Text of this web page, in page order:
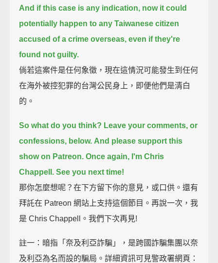
And if this case is any indication, now it could
potentially happen to any Taiwanese citizen
accused of a crime overseas, even if they're
found not guilty.
倘若這案件是任何象徵，現在這情況可能發生到任何
在海外被控犯罪的台灣公民身上，即便他們是清白
的。
So what do you think? Leave your comments, or
confessions, below. And please support this
show on Patreon. Once again, I'm Chris
Chappell. See you next time!
那你怎麼想呢？在下方留下你的意見，或口供。還有
拜託在 Patreon 網站上支持這個節目。再說一次，我
是 Chris Chappell。我們下次再見!
註一：暗指「奈及利亞詐騙」，是跨國詐騙集團以奈
及利亞為名而設的騙局。詳細資訊可見警政署網頁：